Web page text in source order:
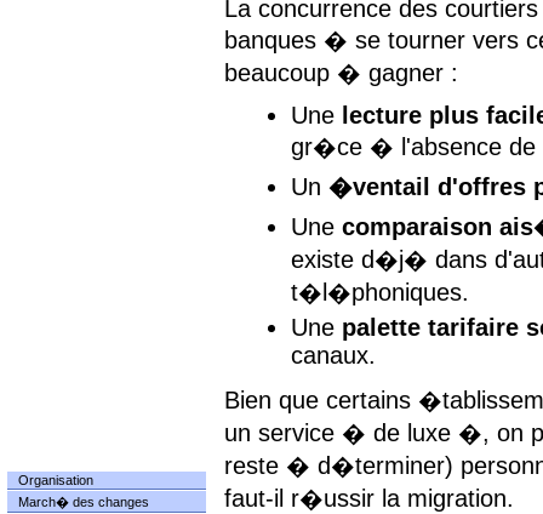
La concurrence des
banques � se tourner vers
beaucoup � gagner :
Une lecture plus
gr�ce � l'absence de
Un �ventail d'offres
Une comparaison
existe d�j� dans
t�l�phoniques.
Une palette tarifaire
canaux.
Bien que certains
un service � de luxe �, on
reste � d�terminer)
faut-il r�ussir la migration.
Organisation
March� des changes